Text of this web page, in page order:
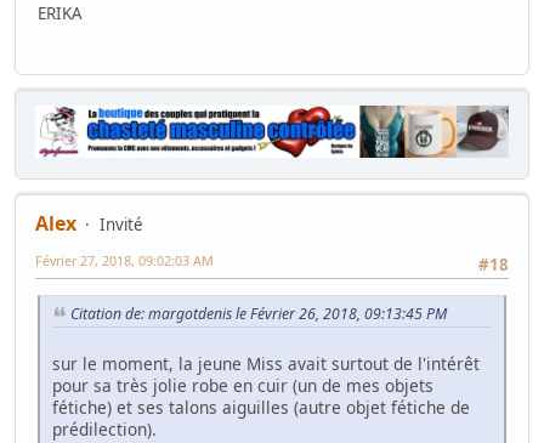
ERIKA
Alex
Invité
#18
Février 27, 2018, 09:02:03 AM
Citation de: margotdenis le Février 26, 2018, 09:13:45 PM
sur le moment, la jeune Miss avait surtout de l'intérêt
pour sa très jolie robe en cuir (un de mes objets
fétiche) et ses talons aiguilles (autre objet fétiche de
prédilection).